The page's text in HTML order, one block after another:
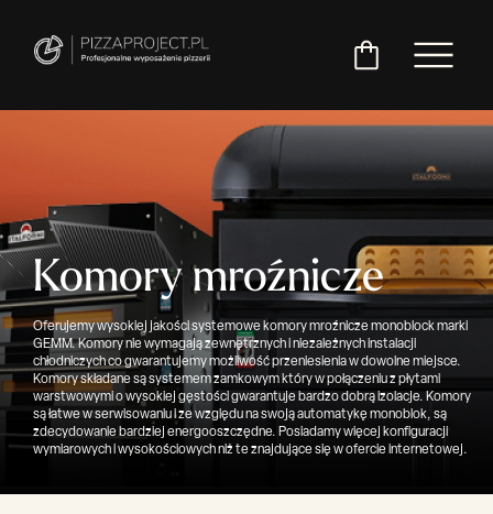
Włoskie
piece
do
pizzy
Miksery
do
ciasta
Maszyny
do
pizzy
Komory mroźnicze
Oferujemy wysokiej jakości systemowe komory mroźnicze monoblock marki
GEMM. Komory nie wymagają zewnętrznych i niezależnych instalacji
chłodniczych co gwarantujemy możliwość przeniesienia w dowolne miejsce.
Komory składane są systemem zamkowym który w połączeniu z płytami
warstwowymi o wysokiej gęstości gwarantuje bardzo dobrą izolacje. Komory
są łatwe w serwisowaniu i ze względu na swoją automatykę monoblok, są
zdecydowanie bardziej energooszczędne. Posiadamy więcej konfiguracji
wymiarowych i wysokościowych niż te znajdujące się w ofercie internetowej.